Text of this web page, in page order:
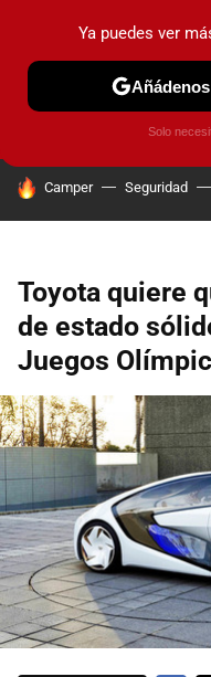
PRUEBAS COCHES
HOY SE HABLA DE
Camper Seguridad
Toyota quiere
de estado
Juegos
Ya puedes ver
Solo